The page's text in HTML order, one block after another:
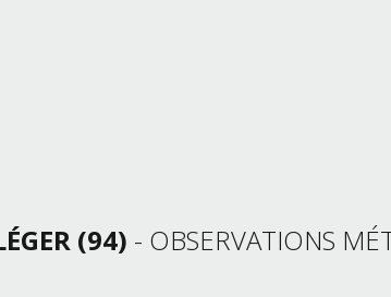
(94) - OBSERVATIONS